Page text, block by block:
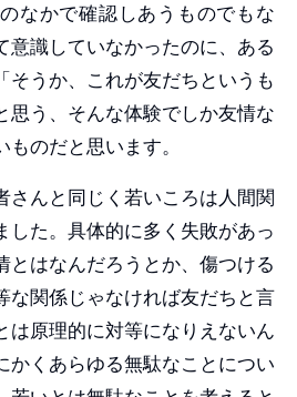
なかで確認しあうものでもな
意識していなかったのに、ある
そうか、これが友だちというも
思う、そんな体験でしか友情な
のだと思います。
んと同じく若いころは人間関
した。具体的に多く失敗があっ
とはなんだろうとか、傷つける
な関係じゃなければ友だちと言
は原理的に対等になりえないん
かくあらゆる無駄なことについ